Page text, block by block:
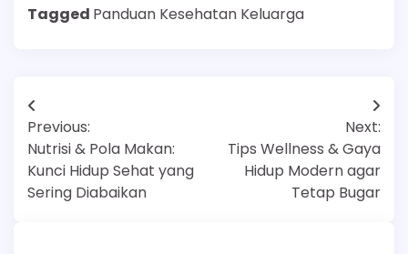
Tagged Panduan Kesehatan Keluarga
Navigasi
pos
Previous:
Nutrisi & Pola Makan:
Kunci Hidup Sehat yang
Sering Diabaikan
Next:
Tips Wellness & Gaya
Hidup Modern agar
Tetap Bugar